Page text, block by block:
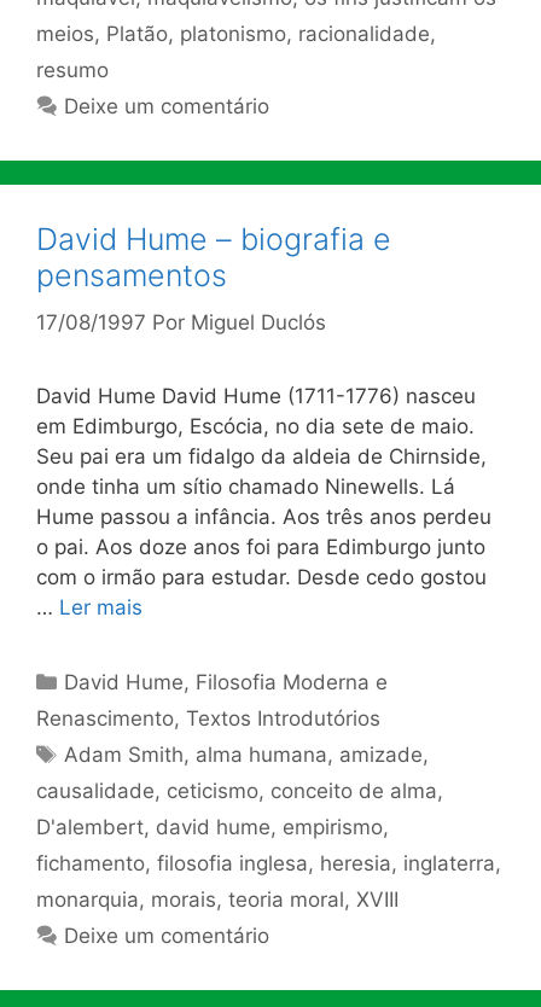
meios, Platão, platonismo, racionalidade,
resumo
Deixe um comentário
David Hume – biografia e
pensamentos
17/08/1997 Por Miguel Duclós
David Hume David Hume (1711-1776) nasceu
em Edimburgo, Escócia, no dia sete de maio.
Seu pai era um fidalgo da aldeia de Chirnside,
onde tinha um sítio chamado Ninewells. Lá
Hume passou a infância. Aos três anos perdeu
o pai. Aos doze anos foi para Edimburgo junto
com o irmão para estudar. Desde cedo gostou
… Ler mais
Categorias
David Hume, Filosofia Moderna e
Renascimento, Textos Introdutórios
Tags
Adam Smith, alma humana, amizade,
causalidade, ceticismo, conceito de alma,
D'alembert, david hume, empirismo,
fichamento, filosofia inglesa, heresia, inglaterra,
monarquia, morais, teoria moral, XVIII
Deixe um comentário